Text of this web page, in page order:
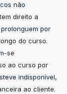
não
direito a
por
do curso.
se
ao curso por
indisponível,
ao cliente.